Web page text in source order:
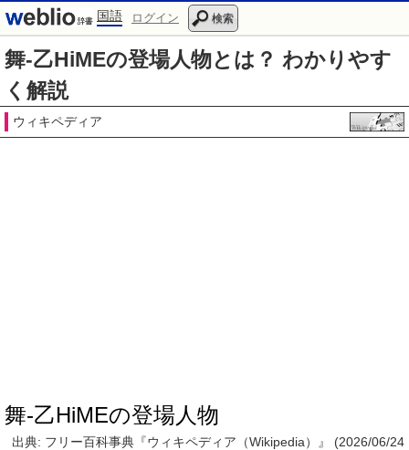
国語 ログイン 検索
舞-乙HiMEの登場人物とは？ わかりやす
く解説
ウィキペディア
舞-乙HiMEの登場人物
出典: フリー百科事典『ウィキペディア（Wikipedia）』 (2026/06/24